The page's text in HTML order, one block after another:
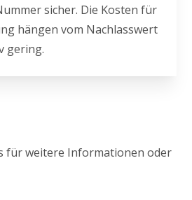
sicher. Die Kosten für
hängen vom Nachlasswert
gering.
für weitere Informationen oder